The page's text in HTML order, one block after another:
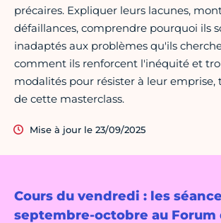
Cours du vendredi : les
septembre-octobre au Forum
précaires. Expliquer leurs lacunes,
défaillances, comprendre pourquoi ils
inadaptés aux problèmes qu'ils
comment ils renforcent l'inéquité et
modalités pour résister à leur emprise,
de cette masterclass.
Mise à jour le 23/09/2025